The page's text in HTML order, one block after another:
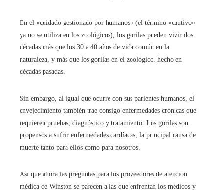
En el «cuidado gestionado por humanos» (el término «cautivo»
ya no se utiliza en los zoológicos), los gorilas pueden vivir dos
décadas más que los 30 a 40 años de vida común en la
naturaleza, y más que los gorilas en el zoológico. hecho en
décadas pasadas.
Sin embargo, al igual que ocurre con sus parientes humanos, el
envejecimiento también trae consigo enfermedades crónicas que
requieren pruebas, diagnóstico y tratamiento. Los gorilas son
propensos a sufrir enfermedades cardíacas, la principal causa de
muerte tanto para ellos como para nosotros.
Así que ahora las preguntas para los proveedores de atención
médica de Winston se parecen a las que enfrentan los médicos y